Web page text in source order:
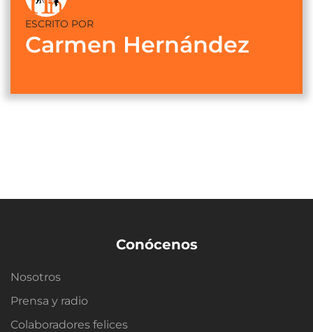
ESCRITO POR
Carmen Hernández
Conócenos
Nosotros
Prensa y radio
Colaboradores felices